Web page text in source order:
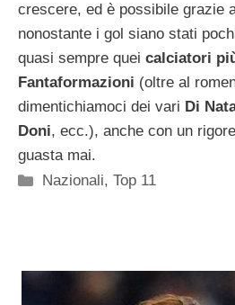
crescere, ed è possibile grazie
nonostante i gol siano stati
quasi sempre quei calciatori
Fantaformazioni (oltre al
dimentichiamoci dei vari Di
Doni, ecc.), anche con un
guasta mai.
Categorie
Nazionali,Top 11